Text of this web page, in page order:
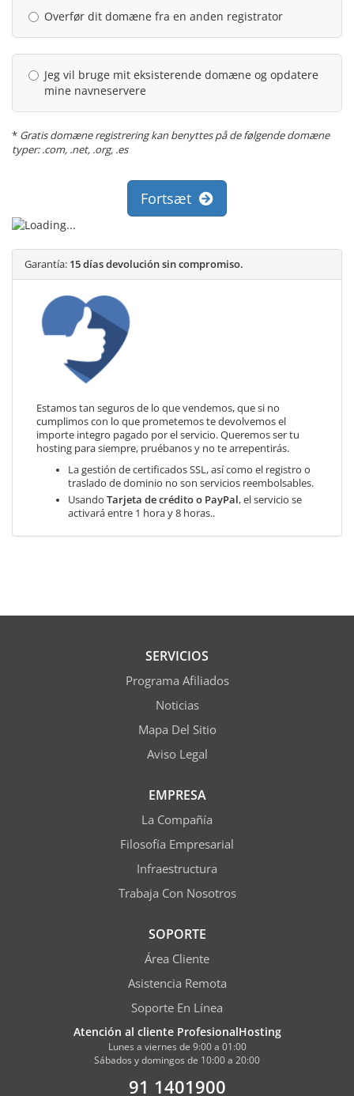
Overfør dit domæne fra en anden registrator
Jeg vil bruge mit eksisterende domæne og opdatere
mine navneservere
* Gratis domæne registrering kan benyttes på de følgende domæne
typer: .com, .net, .org, .es
Fortsæt
Garantía: 15 días devolución sin compromiso.
Estamos tan seguros de lo que vendemos, que si no
cumplimos con lo que prometemos te devolvemos el
importe integro pagado por el servicio. Queremos ser tu
hosting para siempre, pruébanos y no te arrepentirás.
La gestión de certificados SSL, así como el registro o
traslado de dominio no son servicios reembolsables.
Usando Tarjeta de crédito o PayPal, el servicio se
activará entre 1 hora y 8 horas..
SERVICIOS
Programa Afiliados
Noticias
Mapa Del Sitio
Aviso Legal
EMPRESA
La Compañía
Filosofía Empresarial
Infraestructura
Trabaja Con Nosotros
SOPORTE
Área Cliente
Asistencia Remota
Soporte En Línea
Atención al cliente ProfesionalHosting
Lunes a viernes de 9:00 a 01:00
Sábados y domingos de 10:00 a 20:00
91 1401900